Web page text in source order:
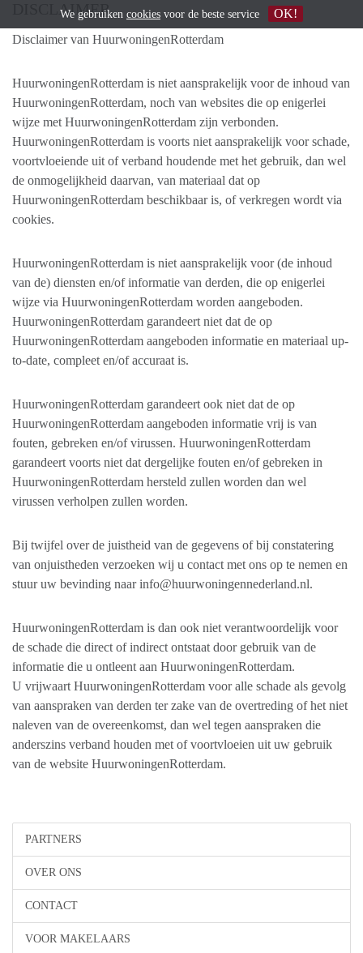
PARTNERS
OVER ONS
CONTACT
VOOR MAKELAARS
DISCLAIMER
Disclaimer van HuurwoningenRotterdam
HuurwoningenRotterdam is niet aansprakelijk voor de inhoud van
HuurwoningenRotterdam, noch van websites die op enigerlei
wijze met HuurwoningenRotterdam zijn verbonden.
HuurwoningenRotterdam is voorts niet aansprakelijk voor schade,
voortvloeiende uit of verband houdende met het gebruik, dan wel
de onmogelijkheid daarvan, van materiaal dat op
HuurwoningenRotterdam beschikbaar is, of verkregen wordt via
cookies.
HuurwoningenRotterdam is niet aansprakelijk voor (de inhoud
van de) diensten en/of informatie van derden, die op enigerlei
wijze via HuurwoningenRotterdam worden aangeboden.
HuurwoningenRotterdam garandeert niet dat de op
HuurwoningenRotterdam aangeboden informatie en materiaal up-
to-date, compleet en/of accuraat is.
HuurwoningenRotterdam garandeert ook niet dat de op
HuurwoningenRotterdam aangeboden informatie vrij is van
fouten, gebreken en/of virussen. HuurwoningenRotterdam
garandeert voorts niet dat dergelijke fouten en/of gebreken in
HuurwoningenRotterdam hersteld zullen worden dan wel
virussen verholpen zullen worden.
Bij twijfel over de juistheid van de gegevens of bij constatering
van onjuistheden verzoeken wij u contact met ons op te nemen en
stuur uw bevinding naar info@huurwoningennederland.nl.
HuurwoningenRotterdam is dan ook niet verantwoordelijk voor
de schade die direct of indirect ontstaat door gebruik van de
informatie die u ontleent aan HuurwoningenRotterdam.
U vrijwaart HuurwoningenRotterdam voor alle schade als gevolg
van aanspraken van derden ter zake van de overtreding of het niet
naleven van de overeenkomst, dan wel tegen aanspraken die
anderszins verband houden met of voortvloeien uit uw gebruik
van de website HuurwoningenRotterdam.
We gebruiken cookies voor de beste service OK!